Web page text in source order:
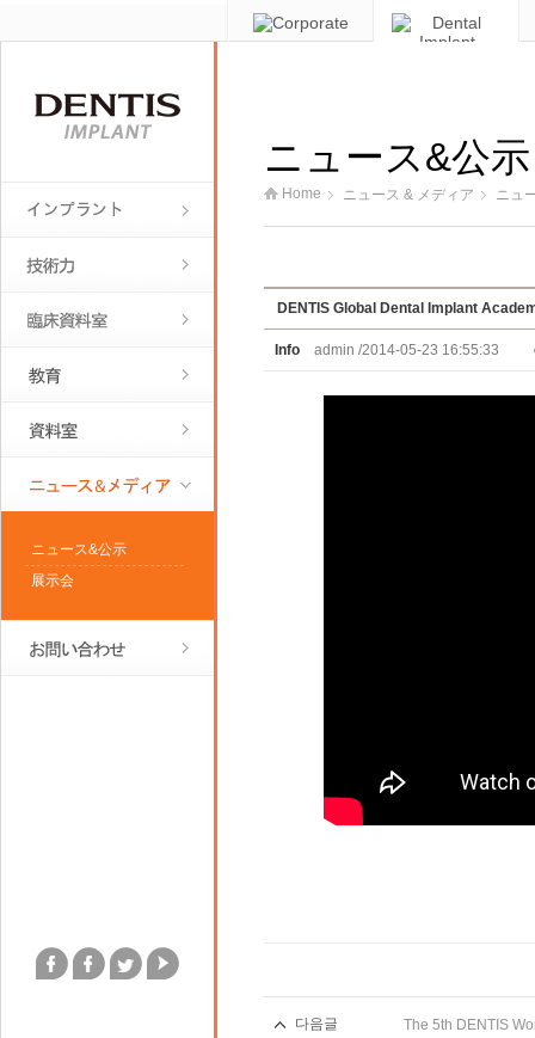
ニュース&公示
展示会
ニュース&公示
Home ニュース & メディア ニュ
DENTIS Global Dental Implant
Info admin /2014-05-23 16:55:33
다음글 The 5th DENTIS